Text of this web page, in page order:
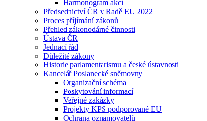
Harmonogram akcí
Předsednictví ČR v Radě EU 2022
Proces příjímání zákonů
Přehled zákonodárné činnosti
Ústava ČR
Jednací řád
Důležité zákony
Historie parlamentarismu a české ústavnosti
Kancelář Poslanecké sněmovny
Organizační schéma
Poskytování informací
Veřejné zakázky
Projekty KPS podporované EU
Ochrana oznamovatelů